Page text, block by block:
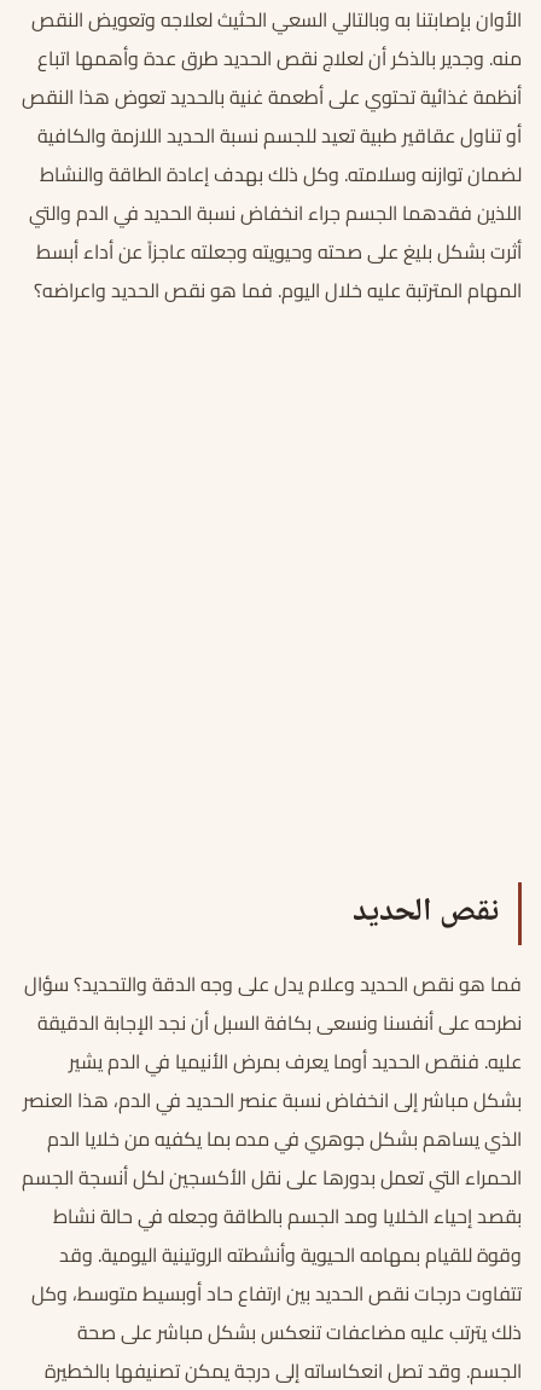
الأوان بإصابتنا به وبالتالي السعي الحثيث لعلاجه وتعويض النقص
منه. وجدير بالذكر أنلعلاج نقص الحديدطرق عدة وأهمها اتباع
أنظمة غذائية تحتوي على أطعمة غنية بالحديد تعوض هذا النقص
أو تناول عقاقير طبية تعيد للجسم نسبة الحديد اللازمة والكافية
لضمان توازنه وسلامته. وكل ذلك بهدف إعادة الطاقة والنشاط
اللذين فقدهما الجسم جراء انخفاض نسبة الحديد في الدم والتي
أثرت بشكل بليغ على صحته وحيويته وجعلته عاجزاً عن أداء أبسط
المهام المترتبة عليه خلال اليوم. فما هونقص الحديد واعراضه؟
نقص الحديد
فما هو نقص الحديدوعلام يدل على وجه الدقة والتحديد؟ سؤال
نطرحه على أنفسنا ونسعى بكافة السبل أن نجد الإجابة الدقيقة
عليه. فنقص الحديد أوما يعرف بمرض الأنيميا في الدم يشير
بشكل مباشر إلى انخفاض نسبة عنصر الحديد في الدم، هذا العنصر
الذي يساهم بشكل جوهري في مده بما يكفيه من خلايا الدم
الحمراء التي تعمل بدورها على نقل الأكسجين لكل أنسجة الجسم
بقصد إحياء الخلايا ومد الجسم بالطاقة وجعله في حالة نشاط
وقوة للقيام بمهامه الحيوية وأنشطته الروتينية اليومية. وقد
تتفاوت درجات نقص الحديد بين ارتفاع حاد أوبسيط متوسط، وكل
ذلك يترتب عليه مضاعفات تنعكس بشكل مباشر على صحة
الجسم. وقد تصل انعكاساته إلى درجة يمكن تصنيفها بالخطيرة